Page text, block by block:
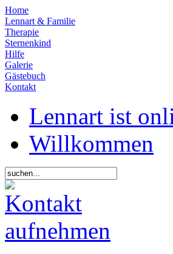
Home
Lennart & Familie
Therapie
Sternenkind
Hilfe
Galerie
Gästebuch
Kontakt
Lennart ist
Willkommen